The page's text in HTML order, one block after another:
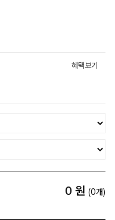
혜택보기
0 원 (0개)